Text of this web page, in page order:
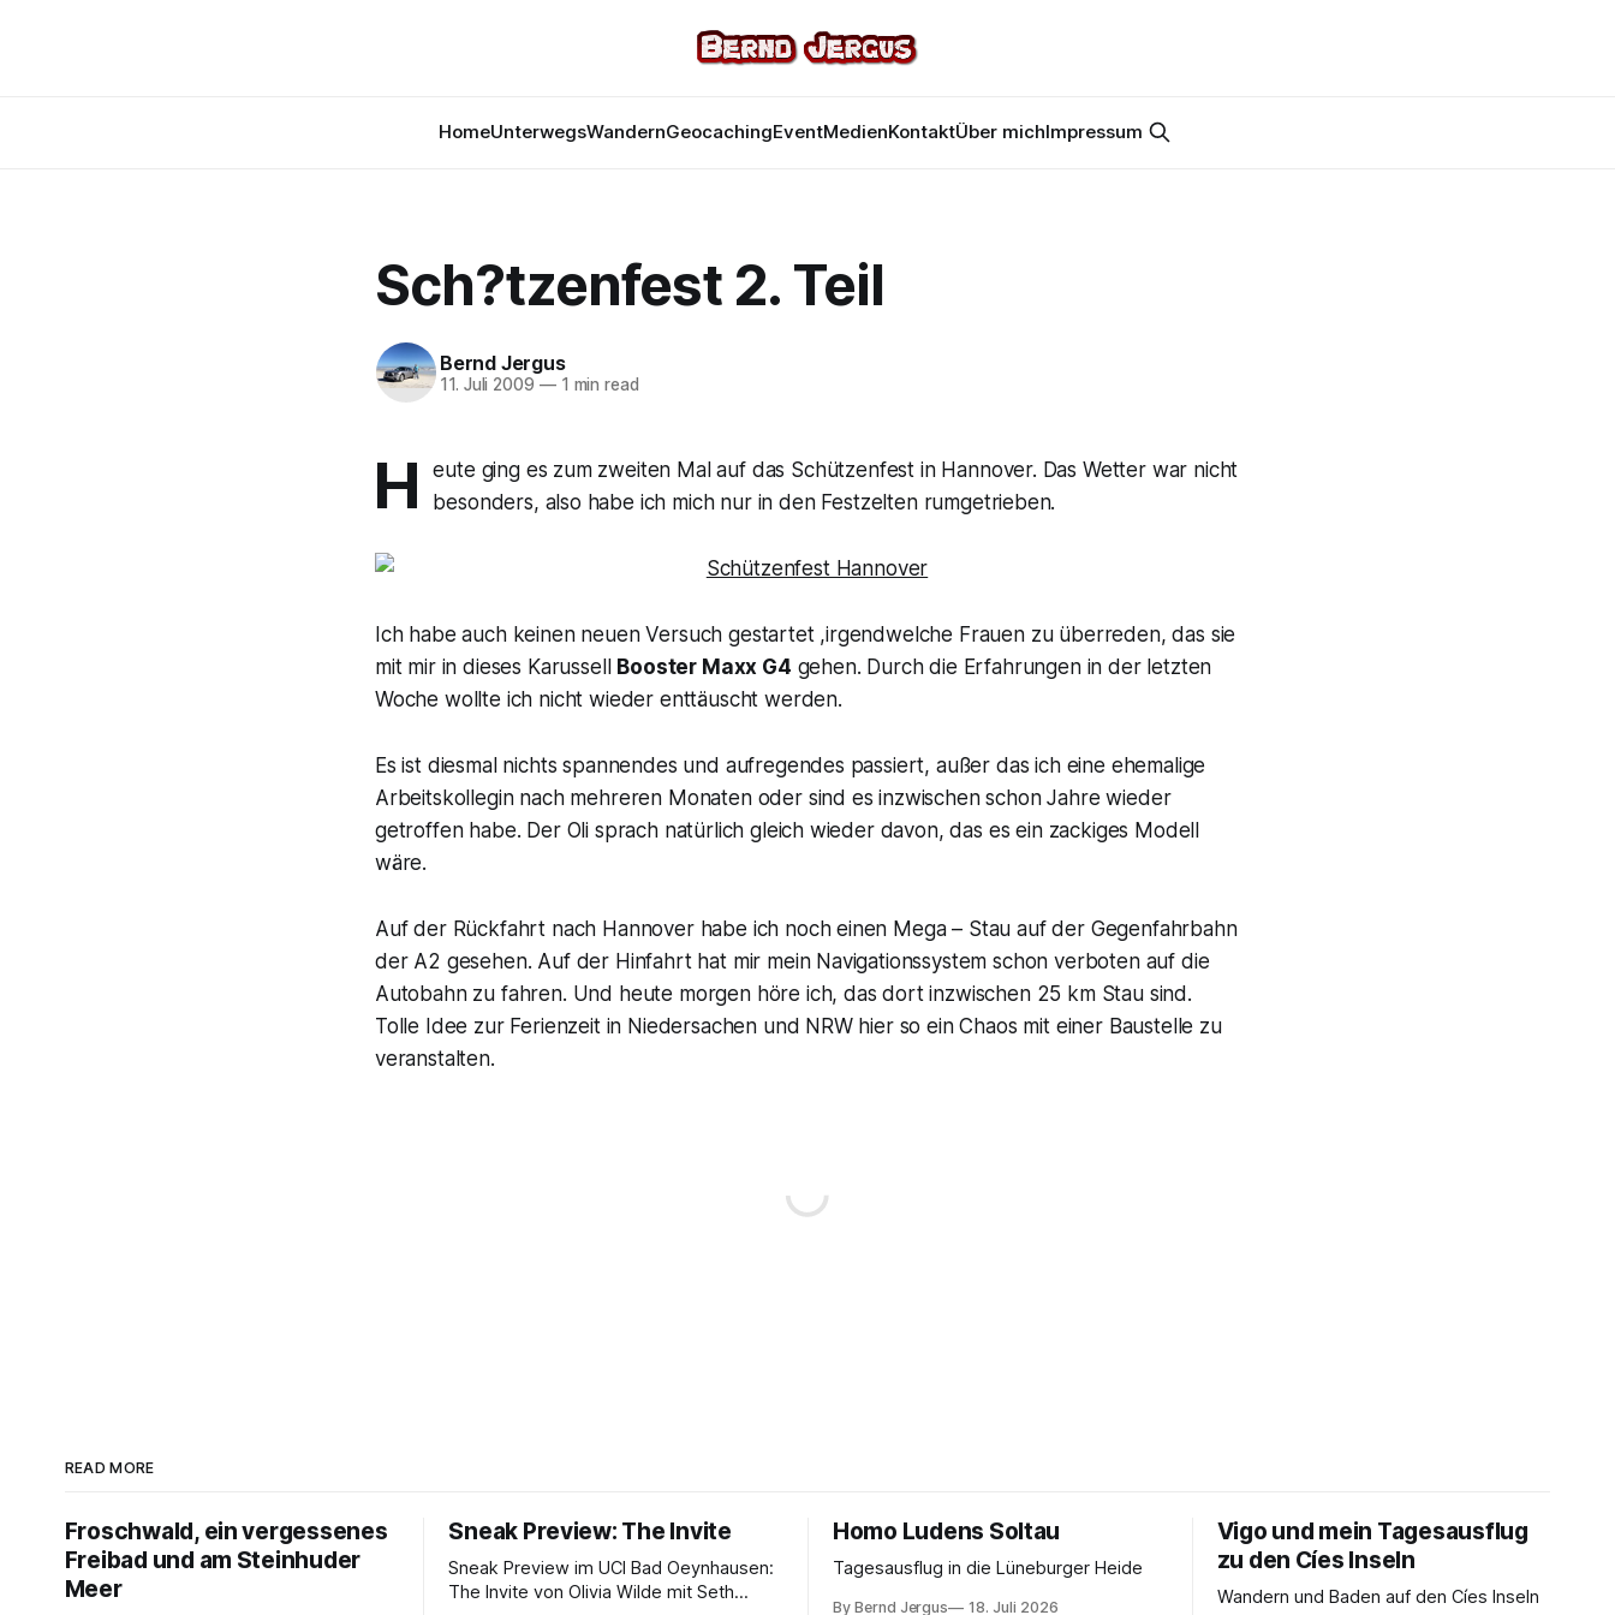
HomeUnterwegsWandernGeocachingEventMedienKontaktÜber michImpressum
Sch?tzenfest 2. Teil
Bernd Jergus
11. Juli 2009 —1 min read
H
eute ging es zum zweiten Mal auf das Schützenfest in Hannover. Das Wetter war nicht
besonders, also habe ich mich nur in den Festzelten rumgetrieben.
Ich habe auch keinen neuen Versuch gestartet ,irgendwelche Frauen zu überreden, das sie
mit mir in dieses Karussell
Booster Maxx G4 gehen. Durch die Erfahrungen in der letzten
Woche wollte ich nicht wieder enttäuscht werden.
Es ist diesmal nichts spannendes und aufregendes passiert, außer das ich eine ehemalige
Arbeitskollegin nach mehreren Monaten oder sind es inzwischen schon Jahre wieder
getroffen habe. Der Oli sprach natürlich gleich wieder davon, das es ein zackiges Modell
wäre.
Auf der Rückfahrt nach Hannover habe ich noch einen Mega – Stau auf der Gegenfahrbahn
der A2 gesehen. Auf der Hinfahrt hat mir mein Navigationssystem schon verboten auf die
Autobahn zu fahren. Und heute morgen höre ich, das dort inzwischen 25 km Stau sind.
Tolle Idee zur Ferienzeit in Niedersachen und NRW hier so ein Chaos mit einer Baustelle zu
veranstalten.
READ MORE
Froschwald, ein vergessenes
Freibad und am Steinhuder
Meer
Sneak Preview: The Invite
Sneak Preview im UCI Bad Oeynhausen:
The Invite von Olivia Wilde mit Seth
Homo Ludens Soltau
Tagesausflug in die Lüneburger Heide
By Bernd Jergus 18. Juli 2026
Vigo und mein Tagesausflug
zu den Cíes Inseln
Wandern und Baden auf den Cíes Inseln